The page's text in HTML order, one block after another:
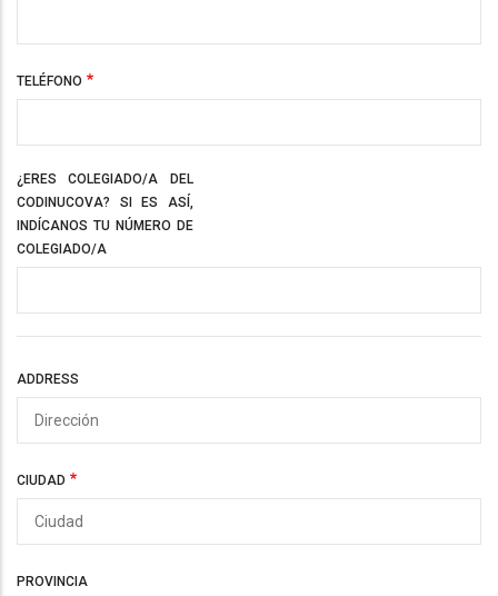
TELÉFONO
¿ERES COLEGIADO/A DEL
CODINUCOVA? SI ES ASÍ,
INDÍCANOS TU NÚMERO DE
COLEGIADO/A
ADDRESS
CIUDAD
PROVINCIA